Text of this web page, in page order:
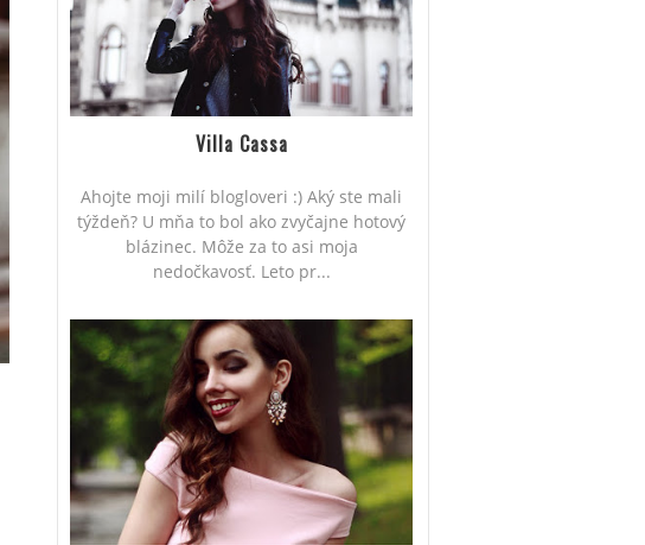
Villa Cassa
Ahojte moji milí blogloveri :) Aký ste mali
týždeň? U mňa to bol ako zvyčajne hotový
blázinec. Môže za to asi moja
nedočkavosť. Leto pr...